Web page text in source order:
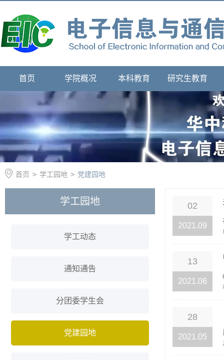
首页 学院概况 本科教育 研究生教育
首页 > 学工园地 > 党建园地
学工园地
学工动态
通知通告
分团委学生会
党建园地
02
2021.09
13
2021.06
28
2021.05